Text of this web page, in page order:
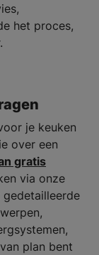
het proces,
je keuken
over een
gratis
via onze
plan bent